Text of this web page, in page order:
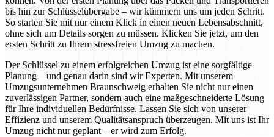
bis hin zur Schlüsselübergabe – wir kümmern uns um jeden Schritt.
So starten Sie mit nur einem Klick in einen neuen Lebensabschnitt,
ohne sich um Details sorgen zu müssen. Klicken Sie jetzt, um den
ersten Schritt zu Ihrem stressfreien Umzug zu machen.
Der Schlüssel zu einem erfolgreichen Umzug ist eine sorgfältige
Planung – und genau darin sind wir Experten. Mit unserem
Umzugsunternehmen Braunschweig erhalten Sie nicht nur einen
zuverlässigen Partner, sondern auch eine maßgeschneiderte Lösung
für Ihre individuellen Bedürfnisse. Lassen Sie sich von unserer
Effizienz und unserem Qualitätsanspruch überzeugen. Mit uns ist Ihr
Umzug nicht nur geplant – er wird zum Erfolg.